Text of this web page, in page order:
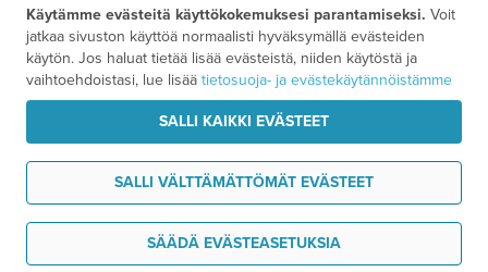
Haluan ideoita matkaani
Käytämme evästeitä käyttökokemuksesi parantamiseksi. Voit
jatkaa sivuston käyttöä normaalisti hyväksymällä evästeiden
käytön. Jos haluat tietää lisää evästeistä, niiden käytöstä ja
vaihtoehdoistasi, lue lisää tietosuoja- ja evästekäytännöistämme
SALLI KAIKKI EVÄSTEET
SALLI VÄLTTÄMÄTTÖMÄT EVÄSTEET
SÄÄDÄ EVÄSTEASETUKSIA